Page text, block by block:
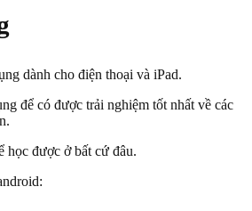
dành cho điện thoại và iPad.
để có được trải nghiệm tốt nhất về các
học được ở bất cứ đâu.